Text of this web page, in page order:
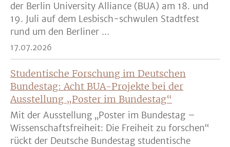
der Berlin University Alliance (BUA) am 18. und
19. Juli auf dem Lesbisch-schwulen Stadtfest
rund um den Berliner ...
17.07.2026
Studentische Forschung im Deutschen
Bundestag: Acht BUA-Projekte bei der
Ausstellung „Poster im Bundestag“
Mit der Ausstellung „Poster im Bundestag –
Wissenschaftsfreiheit: Die Freiheit zu forschen“
rückt der Deutsche Bundestag studentische